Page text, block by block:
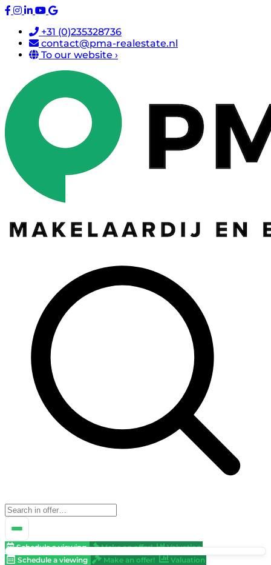
+31 (0)235328736
contact@pma-realestate.nl
To our website ›
Schedule a viewing Make an offer!
Valuation
Schedule a viewing
Make an offer! Valuation